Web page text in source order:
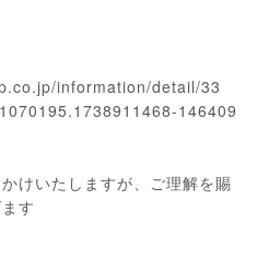
information/detail/33
146409
けいたしますが、ご理解を賜
す